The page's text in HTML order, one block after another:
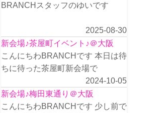
BRANCHスタッフのゆいです
2025-08-30
新会場♪茶屋町イベント♪＠大阪
こんにちわBRANCHです 本日は待
ちに待った茶屋町新会場で
2024-10-05
新会場♪梅田東通り＠大阪
こんにちわBRANCHです 少し前で